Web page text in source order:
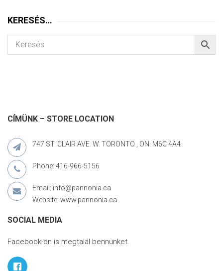
KERESÉS…
CÍMÜNK – STORE LOCATION
747 ST. CLAIR AVE. W. TORONTO , ON. M6C 4A4
Phone: 416-966-5156
Email: info@pannonia.ca
Website: www.pannonia.ca
SOCIAL MEDIA
Facebook-on is megtalál bennünket.